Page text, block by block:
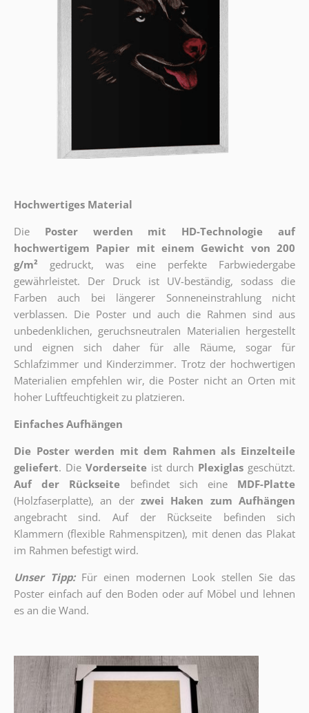
Hochwertiges Material
Die
Poster werden mit HD-Technologie auf
hochwertigem Papier mit einem Gewicht von 200
g/m²
gedruckt, was eine perfekte Farbwiedergabe
gewährleistet. Der Druck ist UV-beständig, sodass die
Farben auch bei längerer Sonneneinstrahlung nicht
verblassen. Die Poster und auch die Rahmen sind aus
unbedenklichen, geruchsneutralen Materialien hergestellt
und eignen sich daher für alle Räume, sogar für
Schlafzimmer und Kinderzimmer. Trotz der hochwertigen
Materialien empfehlen wir, die Poster nicht an Orten mit
hoher Luftfeuchtigkeit zu platzieren.
Einfaches Aufhängen
Die Poster werden mit dem Rahmen als Einzelteile
geliefert. Die Vorderseite ist durch Plexiglas geschützt.
Auf der Rückseite
befindet sich eine
MDF-Platte
(Holzfaserplatte), an der zwei Haken zum Aufhängen
angebracht sind.
Auf der Rückseite befinden sich
Klammern (flexible Rahmenspitzen), mit denen das Plakat
im Rahmen befestigt wird.
Unser Tipp: Für einen modernen Look stellen Sie das
Poster einfach auf den Boden oder auf Möbel und lehnen
es an die Wand.